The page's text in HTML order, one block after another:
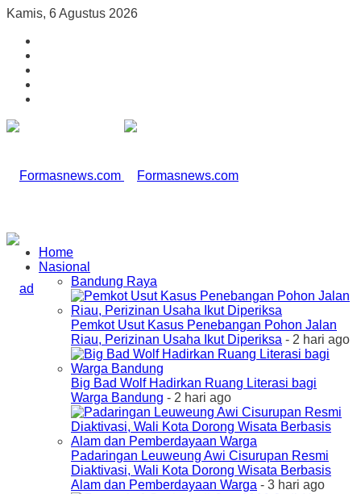
Kamis, 6 Agustus 2026
Home
Nasional
Bandung Raya
Pemkot Usut Kasus Penebangan Pohon Jalan
Riau, Perizinan Usaha Ikut Diperiksa - 2 hari ago
Big Bad Wolf Hadirkan Ruang Literasi bagi
Warga Bandung - 2 hari ago
Padaringan Leuweung Awi Cisurupan Resmi
Diaktivasi, Wali Kota Dorong Wisata Berbasis
Alam dan Pemberdayaan Warga - 3 hari ago